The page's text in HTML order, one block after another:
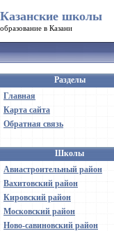
Казанские школы
образование в Казани
Разделы
Главная
Карта сайта
Обратная связь
Школы
Авиастроительный район
Вахитовский район
Кировский район
Московский район
Ново-савиновский район